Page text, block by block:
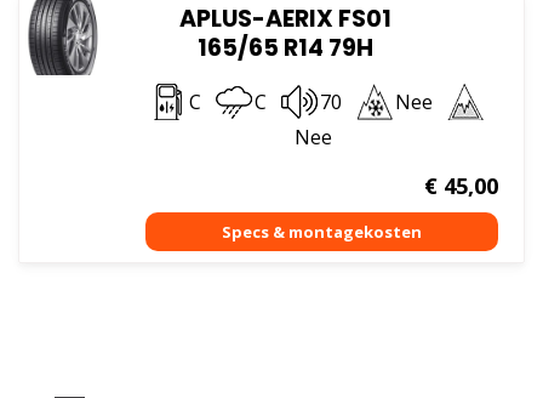
APLUS-AERIX FS01
165/65 R14 79H
C C 70
Nee
Nee
€45,00